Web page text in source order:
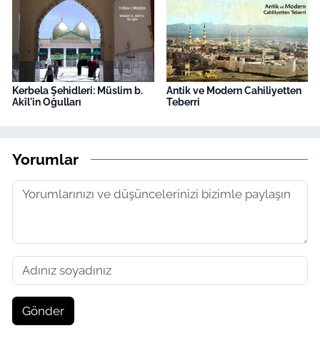
Kerbela Şehidleri: Müslim b.
Akîl'in Oğulları
Antik ve Modern Cahiliyetten
Teberri
Yorumlar
Gönder